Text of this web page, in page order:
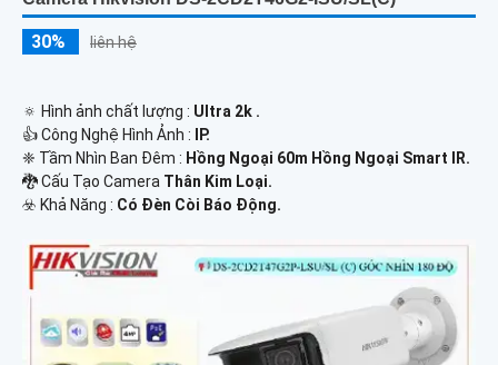
30% liên hệ
🔅 Hình ảnh chất lượng : Ultra 2k .
👍 Công Nghệ Hình Ảnh :
IP.
❈ Tầm Nhìn Ban Đêm : Hồng Ngoại 60m Hồng Ngoại Smart IR.
🐉️ Cấu Tạo Camera Thân Kim Loại.
️☣️ Khả Năng : Có Đèn Còi Báo Động.